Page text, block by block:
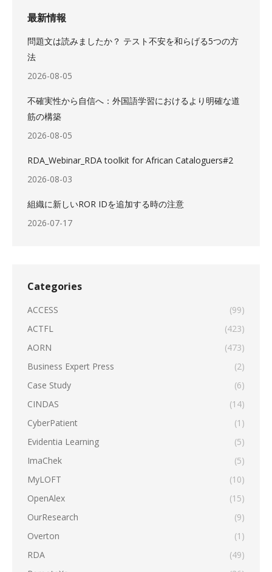
最新情報
問題文は読みましたか？ テスト不安を和らげる5つの方
法
2026-08-05
不確実性から自信へ：外国語学習におけるより明確な道
筋の構築
2026-08-05
RDA_Webinar_RDA toolkit for African Cataloguers#2
2026-08-03
組織に新しいROR IDを追加する時の注意
2026-07-17
Categories
ACCESS
(99)
ACTFL
(423)
AORN
(473)
Business Expert Press
(2)
Case Study
(6)
CINDAS
(14)
CyberPatient
(1)
Evidentia Learning
(5)
ImaChek
(5)
MyLOFT
(10)
OpenAlex
(15)
OurResearch
(9)
Overton
(1)
RDA
(49)